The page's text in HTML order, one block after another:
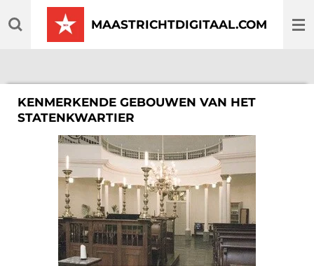
direct
MAASTRICHTDIGITAAL.COM
KENMERKENDE GEBOUWEN VAN HET
STATENKWARTIER